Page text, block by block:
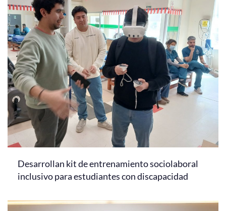
Desarrollan kit de entrenamiento sociolaboral
inclusivo para estudiantes con discapacidad